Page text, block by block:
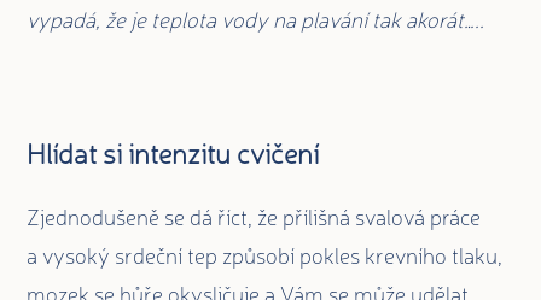
vypadá, že je teplota vody na plavání tak akorát…..
Hlídat si intenzitu cvičení
Zjednodušeně se dá říct, že přílišná svalová práce
a vysoký srdeční tep způsobí pokles krevního tlaku,
mozek se hůře okysličuje a Vám se může udělat